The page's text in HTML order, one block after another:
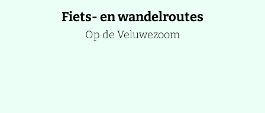
Fiets- en wandelroutes
Op de Veluwezoom